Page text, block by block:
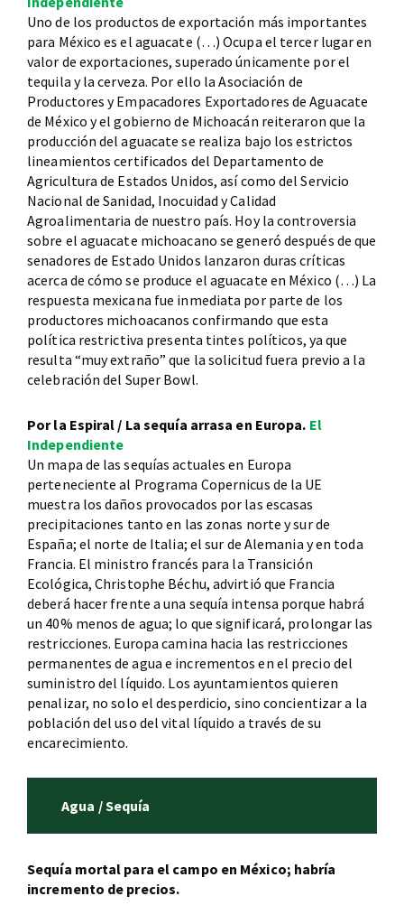
Uno de los productos de exportación más importantes
para México es el aguacate (…) Ocupa el tercer lugar en
valor de exportaciones, superado únicamente por el
tequila y la cerveza. Por ello la Asociación de
Productores y Empacadores Exportadores de Aguacate
de México y el gobierno de Michoacán reiteraron que la
producción del aguacate se realiza bajo los estrictos
lineamientos certificados del Departamento de
Agricultura de Estados Unidos, así como del Servicio
Nacional de Sanidad, Inocuidad y Calidad
Agroalimentaria de nuestro país. Hoy la controversia
sobre el aguacate michoacano se generó después de que
senadores de Estado Unidos lanzaron duras críticas
acerca de cómo se produce el aguacate en México (…) La
respuesta mexicana fue inmediata por parte de los
productores michoacanos confirmando que esta
política restrictiva presenta tintes políticos, ya que
resulta “muy extraño” que la solicitud fuera previo a la
celebración del Super Bowl.
Por la Espiral / La sequía arrasa en Europa. El
Independiente
Un mapa de las sequías actuales en Europa
perteneciente al Programa Copernicus de la UE
muestra los daños provocados por las escasas
precipitaciones tanto en las zonas norte y sur de
España; el norte de Italia; el sur de Alemania y en toda
Francia. El ministro francés para la Transición
Ecológica, Christophe Béchu, advirtió que Francia
deberá hacer frente a una sequía intensa porque habrá
un 40% menos de agua; lo que significará, prolongar las
restricciones. Europa camina hacia las restricciones
permanentes de agua e incrementos en el precio del
suministro del líquido. Los ayuntamientos quieren
penalizar, no solo el desperdicio, sino concientizar a la
población del uso del vital líquido a través de su
encarecimiento.
Agua / Sequía
Sequía mortal para el campo en México; habría
incremento de precios.